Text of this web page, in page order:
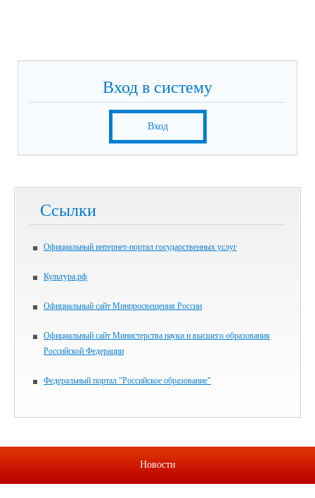
Вход в систему
Вход
Ссылки
Официальный интернет-портал государственных услуг
Культура.рф
Официальный сайт Минпросвещения России
Официальный сайт Министерства науки и высшего образования
Российской Федерации
Федеральный портал "Российское образование"
Новости